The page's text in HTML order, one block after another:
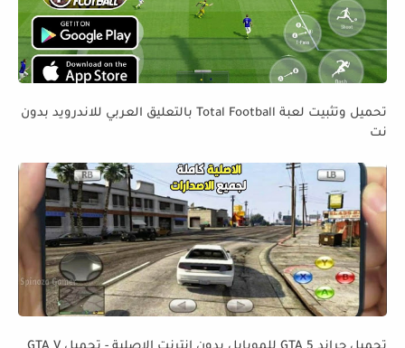
تحميل وتثبيت لعبة Total Football بالتعليق العربي للاندرويد بدون
نت